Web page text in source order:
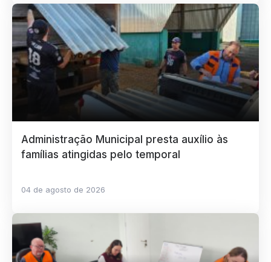
Administração Municipal presta auxílio às
famílias atingidas pelo temporal
04 de agosto de 2026